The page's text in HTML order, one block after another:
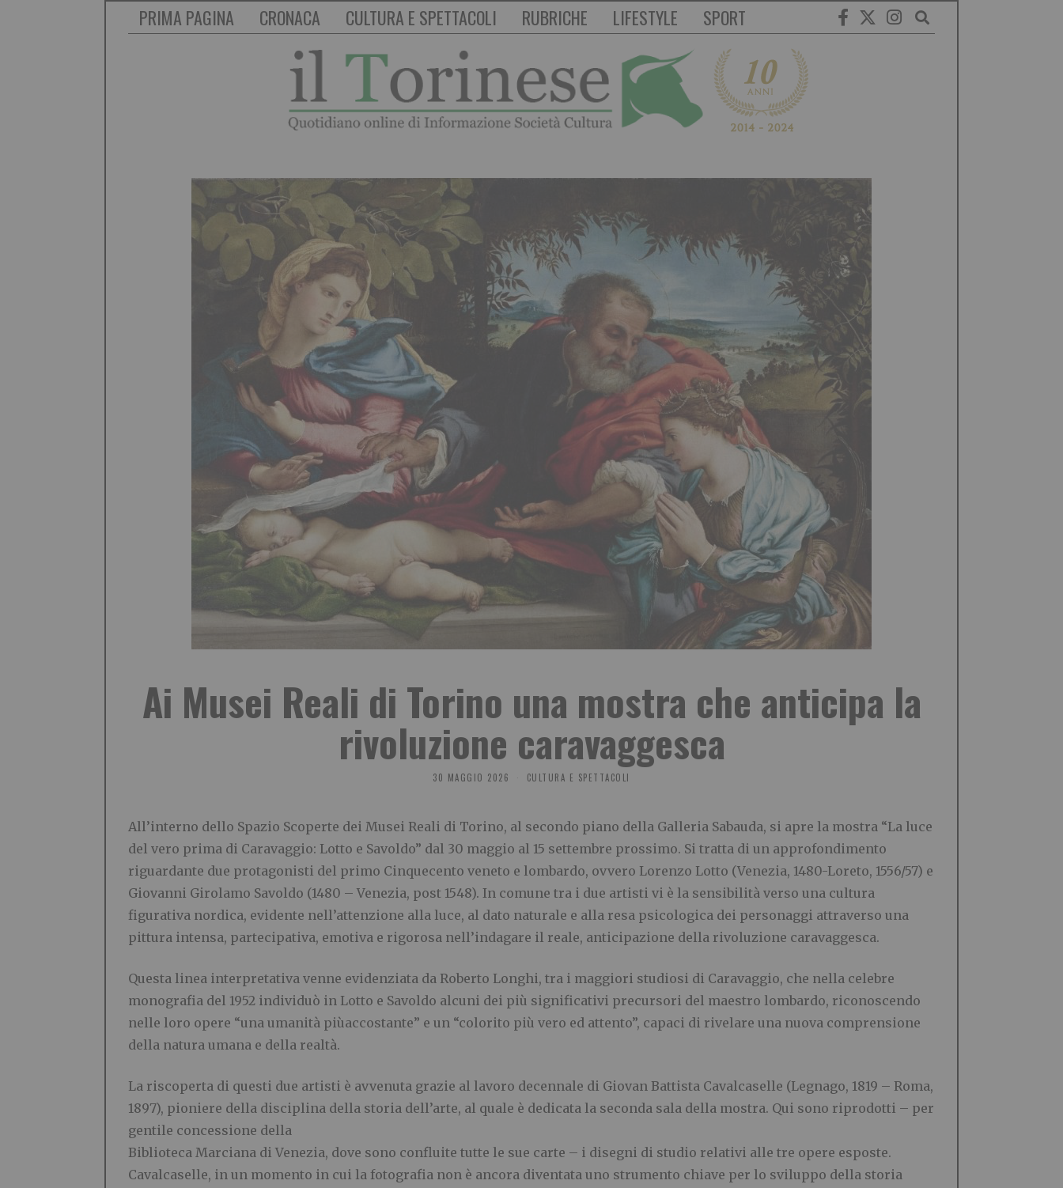
PRIMA PAGINA CRONACA CULTURA E SPETTACOLI RUBRICHE LIFESTYLE SPORT
Ai Musei Reali di Torino una mostra che anticipa la
rivoluzione caravaggesca
30 MAGGIO 2026 CULTURA E SPETTACOLI
All’interno dello Spazio Scoperte dei Musei Reali di Torino, al secondo piano della Galleria Sabauda, si apre la mostra “La luce
del vero prima di Caravaggio: Lotto e Savoldo” dal 30 maggio al 15 settembre prossimo. Si tratta di un approfondimento
riguardante due protagonisti del primo Cinquecento veneto e lombardo, ovvero Lorenzo Lotto (Venezia, 1480-Loreto, 1556/57) e
Giovanni Girolamo Savoldo (1480 – Venezia, post 1548). In comune tra i due artisti vi è la sensibilità verso una cultura
figurativa nordica, evidente nell’attenzione alla luce, al dato naturale e alla resa psicologica dei personaggi attraverso una
pittura intensa, partecipativa, emotiva e rigorosa nell’indagare il reale, anticipazione della rivoluzione caravaggesca.
Questa linea interpretativa venne evidenziata da Roberto Longhi, tra i maggiori studiosi di Caravaggio, che nella celebre
monografia del 1952 individuò in Lotto e Savoldo alcuni dei più significativi precursori del maestro lombardo, riconoscendo
nelle loro opere “una umanità piùaccostante” e un “colorito più vero ed attento”, capaci di rivelare una nuova comprensione
della natura umana e della realtà.
La riscoperta di questi due artisti è avvenuta grazie al lavoro decennale di Giovan Battista Cavalcaselle (Legnago, 1819 – Roma,
1897), pioniere della disciplina della storia dell’arte, al quale è dedicata la seconda sala della mostra. Qui sono riprodotti – per
gentile concessione della
Biblioteca Marciana di Venezia, dove sono confluite tutte le sue carte – i disegni di studio relativi alle tre opere esposte.
Cavalcaselle, in un momento in cui la fotografia non è ancora diventata uno strumento chiave per lo sviluppo della storia